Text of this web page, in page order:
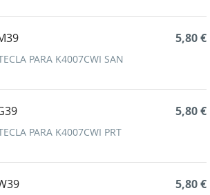
PARA K4007CWI SAN
5,80 €
PARA K4007CWI PRT
5,80 €
5,80 €